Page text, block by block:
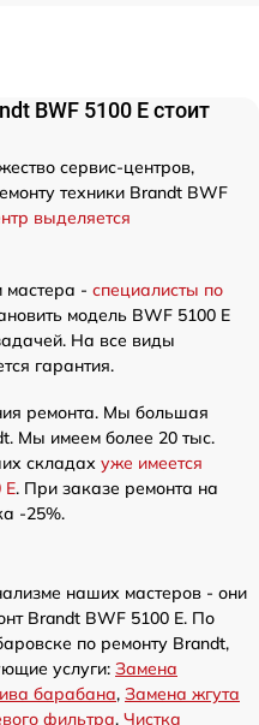
BWF 5100 E стоит
сервис-центров,
техники Brandt BWF
выделяется
- специалисты по
модель BWF 5100 E
На все виды
гарантия.
ремонта. Мы большая
Мы имеем более 20 тыс.
складах уже имеется
E. При заказе ремонта на
-25%.
наших мастеров - они
Brandt BWF 5100 E. По
по ремонту Brandt,
услуги: Замена
барабана, Замена жгута
фильтра, Чистка